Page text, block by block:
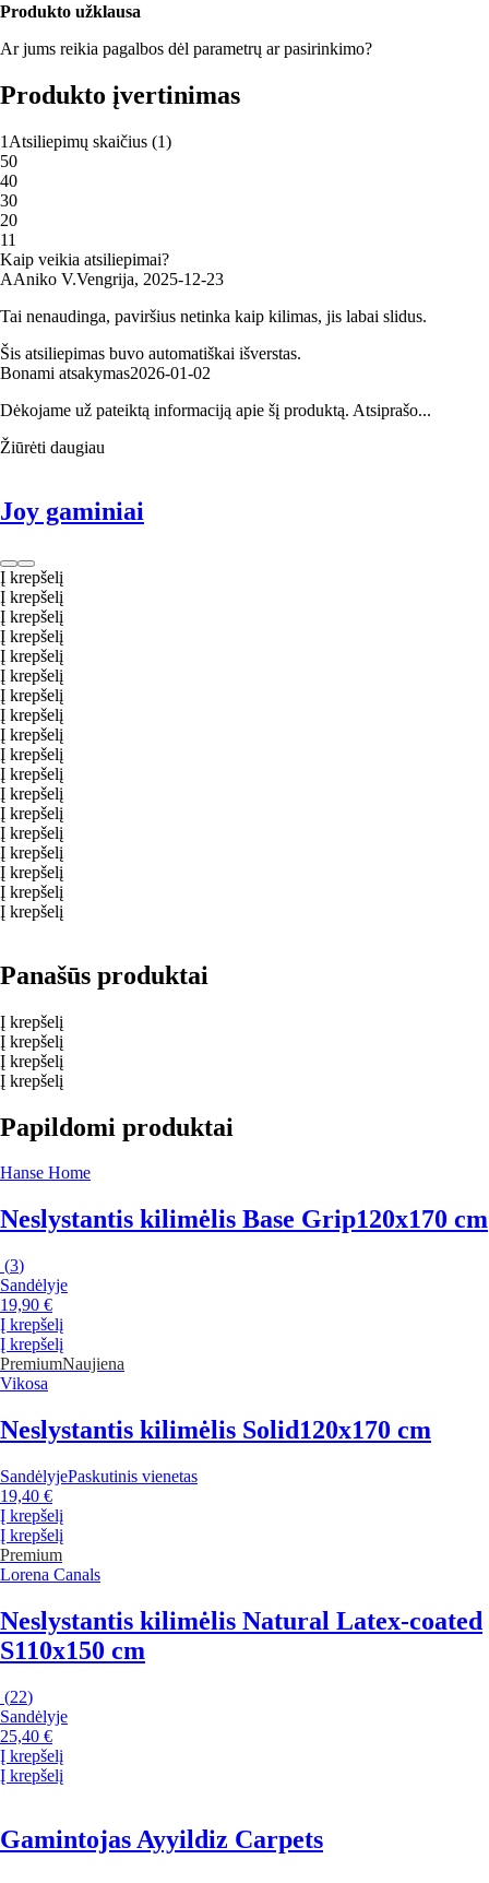
Produkto užklausa
Ar jums reikia pagalbos dėl parametrų ar pasirinkimo?
Produkto įvertinimas
1 Atsiliepimų skaičius (1)
50
40
30
20
11
Kaip veikia atsiliepimai?
AAniko V.Vengrija, 2025‑12‑23
Tai nenaudinga, paviršius netinka kaip kilimas, jis labai slidus.
Šis atsiliepimas buvo automatiškai išverstas.
Bonami atsakymas2026‑01‑02
Dėkojame už pateiktą informaciją apie šį produktą. Atsiprašo...
Žiūrėti daugiau
Joy gaminiai
Į krepšelį
Į krepšelį
Į krepšelį
Į krepšelį
Į krepšelį
Į krepšelį
Į krepšelį
Į krepšelį
Į krepšelį
Į krepšelį
Į krepšelį
Į krepšelį
Į krepšelį
Į krepšelį
Į krepšelį
Į krepšelį
Į krepšelį
Į krepšelį
Panašūs produktai
Į krepšelį
Į krepšelį
Į krepšelį
Į krepšelį
Papildomi produktai
Hanse Home
Neslystantis kilimėlis Base Grip120x170 cm
(3)
Sandėlyje
19,90 €
Į krepšelį
Į krepšelį
PremiumNaujiena
Vikosa
Neslystantis kilimėlis Solid 120x170 cm
SandėlyjePaskutinis vienetas
19,40 €
Į krepšelį
Į krepšelį
Premium
Lorena Canals
Neslystantis kilimėlis Natural Latex-coated
S110x150 cm
(22)
Sandėlyje
25,40 €
Į krepšelį
Į krepšelį
Gamintojas Ayyildiz Carpets